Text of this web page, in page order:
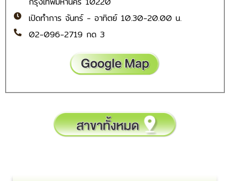
เปิดทำการ จันทร์ - อาทิตย์ 10.30-20.00 น.
02-096-2719 กด 3